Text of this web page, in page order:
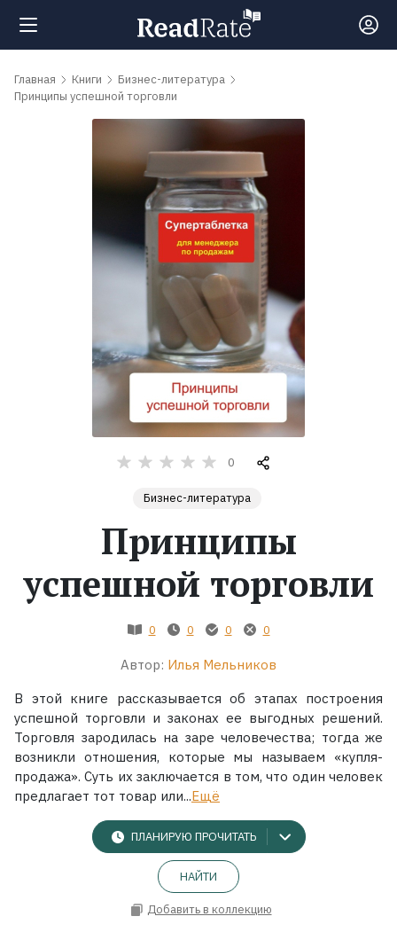
Поиск
Экранизации
Коллекции
Главная Книги
Бизнес-литература
Принципы успешной торговли
0
Бизнес-литература
Принципы
успешной торговли
0 0 0 0
Автор: Илья Мельников
В этой книге рассказывается об этапах построения
успешной торговли и законах ее выгодных решений.
Торговля зародилась на заре человечества; тогда же
возникли отношения, которые мы называем «купля-
продажа». Суть их заключается в том, что один человек
предлагает тот товар или...Ещё
ПЛАНИРУЮ ПРОЧИТАТЬ
НАЙТИ
Добавить в коллекцию